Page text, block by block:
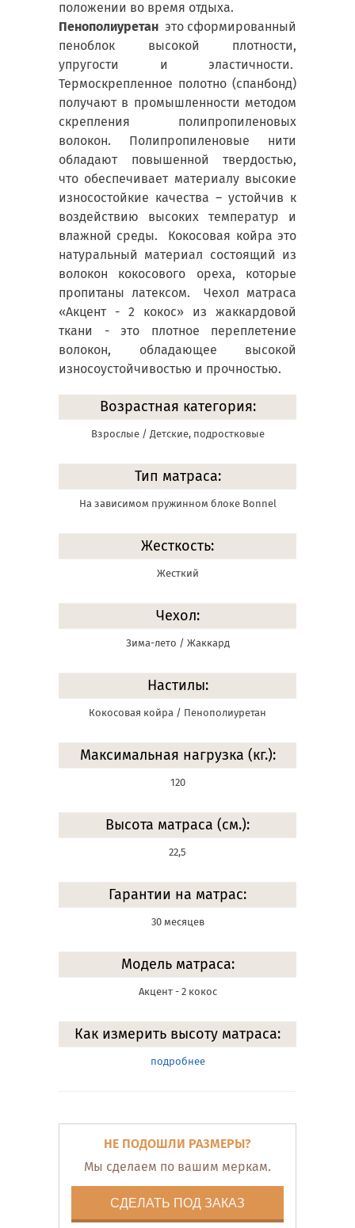
положении во время отдыха.
Пенополиуретан это сформированный
пеноблок высокой плотности,
упругости и эластичности.
Термоскрепленное полотно (спанбонд)
получают в промышленности методом
скрепления полипропиленовых
волокон. Полипропиленовые нити
обладают повышенной твердостью,
что обеспечивает материалу высокие
износостойкие качества – устойчив к
воздействию высоких температур и
влажной среды. Кокосовая койра это
натуральный материал состоящий из
волокон кокосового ореха, которые
пропитаны латексом. Чехол матраса
«Акцент - 2 кокос» из жаккардовой
ткани - это плотное переплетение
волокон, обладающее высокой
износоустойчивостью и прочностью.
Возрастная категория:
Взрослые / Детские, подростковые
Тип матраса:
На зависимом пружинном блоке Bonnel
Жесткость:
Жесткий
Чехол:
Зима-лето / Жаккард
Настилы:
Кокосовая койра / Пенополиуретан
Максимальная нагрузка (кг.):
120
Высота матраса (см.):
22,5
Гарантии на матрас:
30 месяцев
Модель матраса:
Акцент - 2 кокос
Как измерить высоту матраса:
подробнее
НЕ ПОДОШЛИ РАЗМЕРЫ?
Мы сделаем по вашим меркам.
СДЕЛАТЬ ПОД ЗАКАЗ